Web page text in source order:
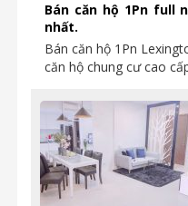
Bán căn hộ 1Pn full
nhất.
Bán căn hộ 1Pn
căn hộ chung cư cao